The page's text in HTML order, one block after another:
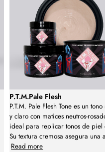
P.T.M.Pale Flesh
P.T.M. Pale Flesh Tone es un tono
y claro con matices neutros-
ideal para replicar tonos de piel
Su textura cremosa asegura una
Read more